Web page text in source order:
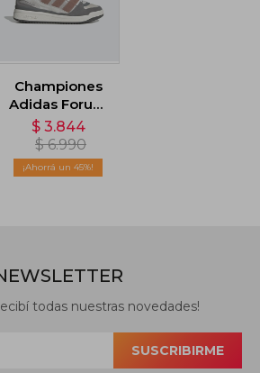
Championes
Adidas Forum
2000 - Gris
$ 3.844
$ 6.990
45
todas nuestras novedades!
SUSCRIBIRME